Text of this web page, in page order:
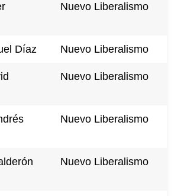
Nuevo Liberalismo
Díaz Nuevo Liberalismo
Nuevo Liberalismo
Nuevo Liberalismo
Nuevo Liberalismo